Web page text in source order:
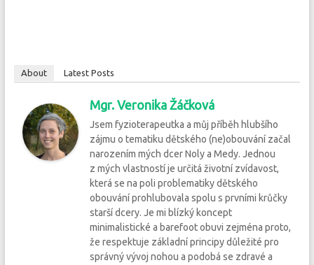
About Latest Posts
Mgr. Veronika Žáčková
Jsem fyzioterapeutka a můj příběh hlubšího
zájmu o tematiku dětského (ne)obouvání začal
narozením mých dcer Noly a Medy. Jednou
z mých vlastností je určitá životní zvídavost,
která se na poli problematiky dětského
obouvání prohlubovala spolu s prvními krůčky
starší dcery. Je mi blízký koncept
minimalistické a barefoot obuvi zejména proto,
že respektuje základní principy důležité pro
správný vývoj nohou a podobá se zdravé a